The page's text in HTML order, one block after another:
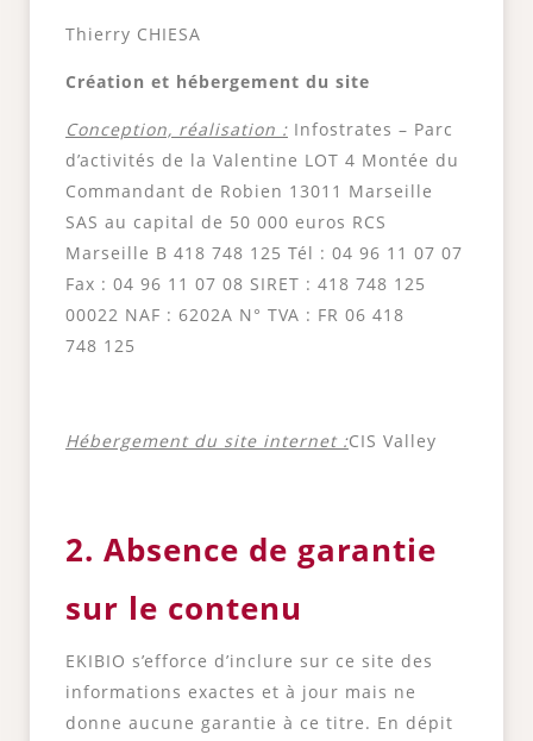
Thierry CHIESA
Création et hébergement du site
Conception, réalisation :Infostrates – Parc
d’activités de la Valentine LOT 4 Montée du
Commandant de Robien 13011 Marseille
SAS au capital de 50 000 euros RCS
Marseille B 418 748 125 Tél : 04 96 11 07 07
Fax : 04 96 11 07 08 SIRET : 418 748 125
00022 NAF : 6202A N° TVA : FR 06 418
748 125
Hébergement du site internet :CIS Valley
2. Absence de garantie
sur le contenu
EKIBIO s’efforce d’inclure sur ce site des
informations exactes et à jour mais ne
donne aucune garantie à ce titre. En dépit